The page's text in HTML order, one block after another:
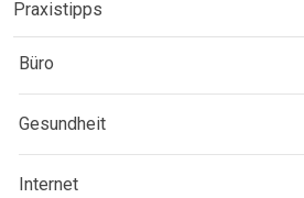
Praxistipps
Büro
Gesundheit
Internet